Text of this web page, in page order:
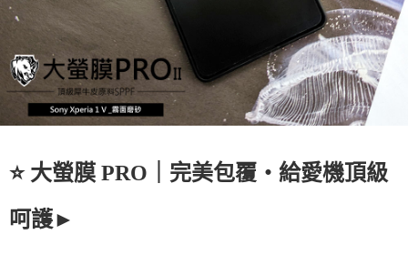
⭐ 大螢膜 PRO｜完美包覆・給愛機頂級
呵護►